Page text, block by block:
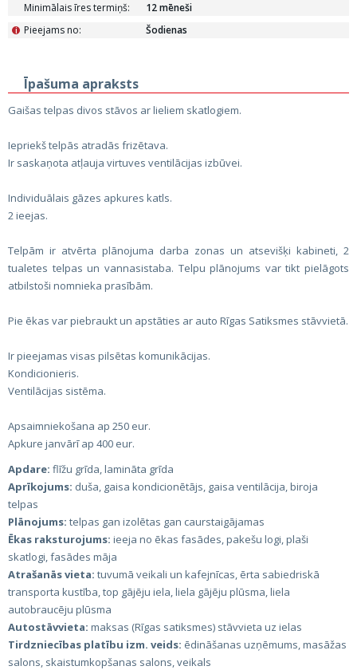
Minimālais īres termiņš:
12 mēneši
Pieejams no:
i Šodienas
Īpašuma apraksts
Gaišas telpas divos stāvos ar lieliem skatlogiem.
Iepriekš telpās atradās frizētava.
Ir saskaņota atļauja virtuves ventilācijas izbūvei.
Individuālais gāzes apkures katls.
2 ieejas.
Telpām ir atvērta plānojuma darba zonas un atsevišķi kabineti, 2
tualetes telpas un vannasistaba. Telpu plānojums var tikt pielāgots
atbilstoši nomnieka prasībām.
Pie ēkas var piebraukt un apstāties ar auto Rīgas Satiksmes stāvvietā.
Ir pieejamas visas pilsētas komunikācijas.
Kondicionieris.
Ventilācijas sistēma.
Apsaimniekošana ap 250 eur.
Apkure janvārī ap 400 eur.
Apdare: flīžu grīda, lamināta grīda
Aprīkojums: duša, gaisa kondicionētājs, gaisa ventilācija, biroja
telpas
Plānojums: telpas gan izolētas gan caurstaigājamas
Ēkas raksturojums: ieeja no ēkas fasādes, pakešu logi, plaši
skatlogi, fasādes māja
Atrašanās vieta: tuvumā veikali un kafejnīcas, ērta sabiedriskā
transporta kustība, top gājēju iela, liela gājēju plūsma, liela
autobraucēju plūsma
Autostāvvieta: maksas (Rīgas satiksmes) stāvvieta uz ielas
Tirdzniecības platību izm. veids: ēdināšanas uzņēmums, masāžas
salons, skaistumkopšanas salons, veikals